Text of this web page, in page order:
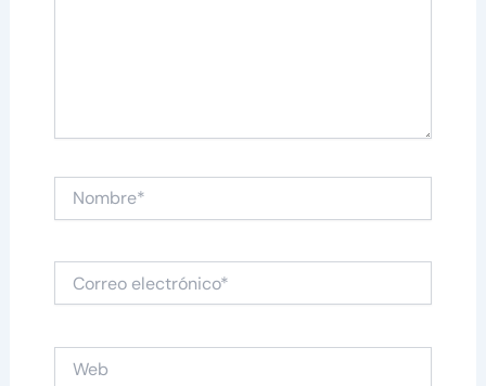
Nombre*
electrónico*